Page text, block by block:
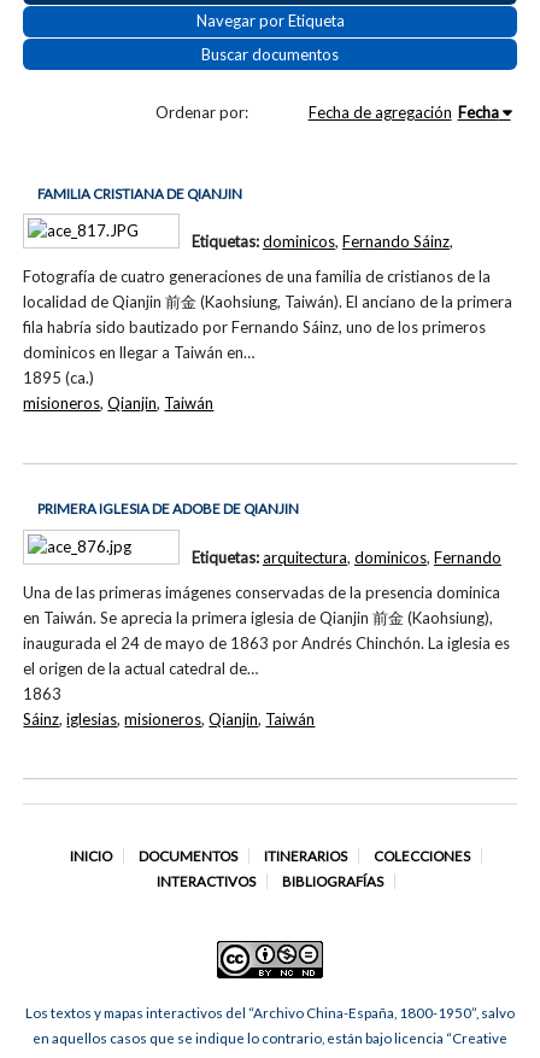
Navegar por Etiqueta
Buscar documentos
Ordenar por: Fecha de agregación Fecha
FAMILIA CRISTIANA DE QIANJIN
Fotografía de cuatro generaciones de una familia de cristianos de la
localidad de Qianjin 前金 (Kaohsiung, Taiwán). El anciano de la primera
fila habría sido bautizado por Fernando Sáinz, uno de los primeros
dominicos en llegar a Taiwán en…
1895 (ca.)
Etiquetas:dominicos, Fernando Sáinz,
misioneros,Qianjin, Taiwán
PRIMERA IGLESIA DE ADOBE DE QIANJIN
Una de las primeras imágenes conservadas de la presencia dominica
en Taiwán. Se aprecia la primera iglesia de Qianjin 前金 (Kaohsiung),
inaugurada el 24 de mayo de 1863 por Andrés Chinchón. La iglesia es
el origen de la actual catedral de…
1863
Etiquetas:arquitectura, dominicos, Fernando
Sáinz,iglesias,misioneros,Qianjin, Taiwán
INICIO DOCUMENTOS ITINERARIOS
COLECCIONES
INTERACTIVOS
BIBLIOGRAFÍAS
Los textos y mapas interactivos del “Archivo China-España, 1800-1950”, salvo
en aquellos casos que se indique lo contrario, están bajo licencia “Creative